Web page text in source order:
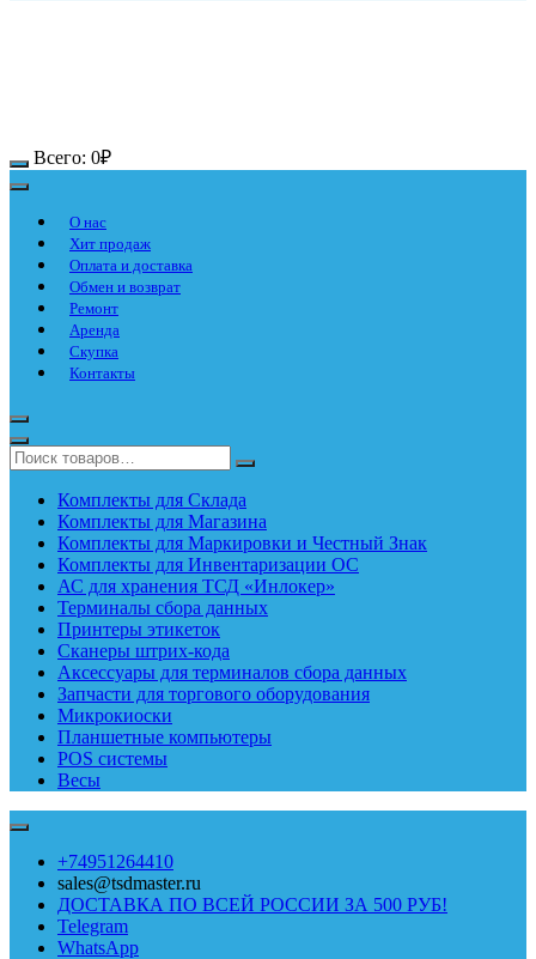
Всего: 0₽
О нас
Хит продаж
Оплата и доставка
Обмен и возврат
Ремонт
Аренда
Скупка
Контакты
Комплекты для Склада
Комплекты для Магазина
Комплекты для Маркировки и Честный Знак
Комплекты для Инвентаризации ОС
АС для хранения ТСД «Инлокер»
Терминалы сбора данных
Принтеры этикеток
Сканеры штрих-кода
Аксессуары для терминалов сбора данных
Запчасти для торгового оборудования
Микрокиоски
Планшетные компьютеры
POS системы
Весы
+74951264410
sales@tsdmaster.ru
ДОСТАВКА ПО ВСЕЙ РОССИИ ЗА 500 РУБ!
Telegram
WhatsApp